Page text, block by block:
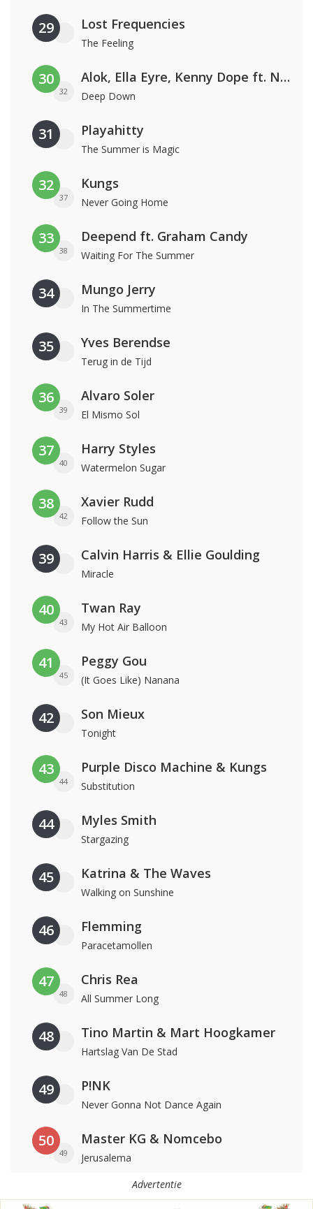
29 Lost Frequencies
The Feeling
30
32
Alok, Ella Eyre, Kenny Dope ft. Never Dull
Deep Down
31 Playahitty
The Summer is Magic
32
37
Kungs
Never Going Home
33
38
Deepend ft. Graham Candy
Waiting For The Summer
34 Mungo Jerry
In The Summertime
35 Yves Berendse
Terug in de Tijd
36
39
Alvaro Soler
El Mismo Sol
37
40
Harry Styles
Watermelon Sugar
38
42
Xavier Rudd
Follow the Sun
39 Calvin Harris & Ellie Goulding
Miracle
40
43
Twan Ray
My Hot Air Balloon
41
45
Peggy Gou
(It Goes Like) Nanana
42 Son Mieux
Tonight
43
44
Purple Disco Machine & Kungs
Substitution
44 Myles Smith
Stargazing
45 Katrina & The Waves
Walking on Sunshine
46 Flemming
Paracetamollen
47
48
Chris Rea
All Summer Long
48 Tino Martin & Mart Hoogkamer
Hartslag Van De Stad
49 P!NK
Never Gonna Not Dance Again
50
49
Master KG & Nomcebo
Jerusalema
Advertentie